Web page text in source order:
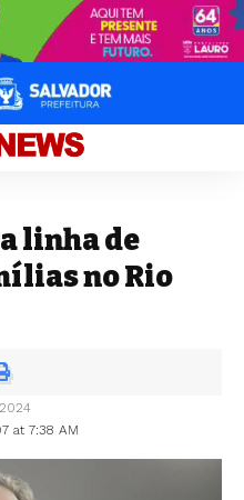
linha de
no Rio
at 7:38 AM